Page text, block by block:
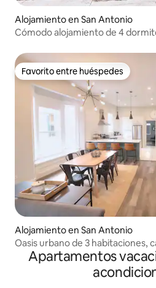
Alojamiento en San Antonio
Cómodo alojamiento de 4
Favorito entre huéspedes
Favorito entre huéspedes
Alojamiento en San Antonio
Oasis urbano de 3 habitaciones,
minutos de Riverwalk
Apartamentos